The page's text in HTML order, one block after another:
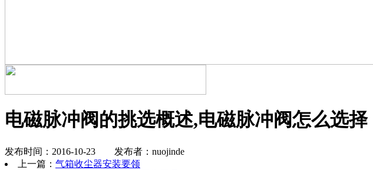
电磁脉冲阀的挑选概述,电磁脉冲阀怎么选择
发布时间：2016-10-23 发布者：nuojinde
上一篇： 气箱收尘器安装要领